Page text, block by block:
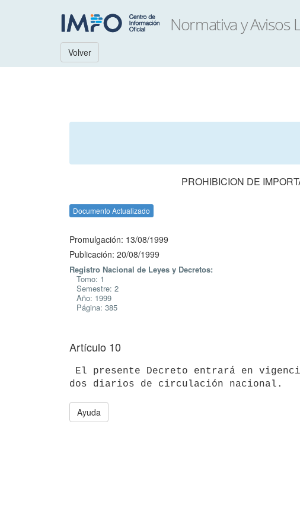
Volver
PROHIBICION DE
Documento Actualizado
Promulgación: 13/08/1999
Publicación: 20/08/1999
Registro Nacional de Leyes y Decretos:
Tomo: 1
Semestre: 2
Año: 1999
Página: 385
Artículo 10
Ayuda